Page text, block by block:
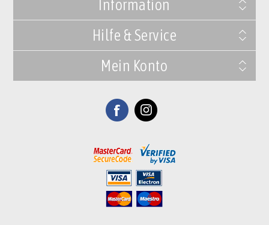
Information
Hilfe & Service
Mein Konto